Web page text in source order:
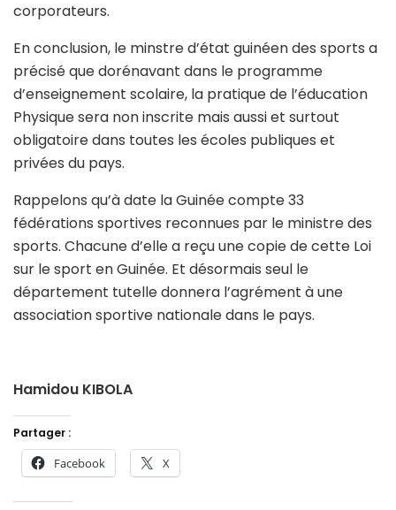
corporateurs.
En conclusion, le minstre d’état guinéen des sports a
précisé que dorénavant dans le programme
d’enseignement scolaire, la pratique de l’éducation
Physique sera non inscrite mais aussi et surtout
obligatoire dans toutes les écoles publiques et
privées du pays.
Rappelons qu’à date la Guinée compte 33
fédérations sportives reconnues par le ministre des
sports. Chacune d’elle a reçu une copie de cette Loi
sur le sport en Guinée. Et désormais seul le
département tutelle donnera l’agrément à une
association sportive nationale dans le pays.
Hamidou KIBOLA
Partager :
Facebook X